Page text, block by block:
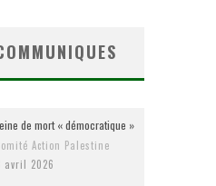
de mort « démocratique »
Action Palestine
avril 2026